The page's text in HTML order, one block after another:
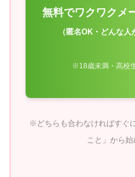
無料でワクワクメ
（匿名OK・どんな人
※18歳未満・高校
※どちらも合わなければすぐ
こと」から始